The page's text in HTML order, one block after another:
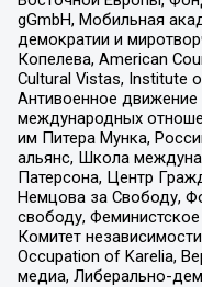
gGmbH, Мобильная
демократии и
Копелева, American
Cultural Vistas, Institute
Антивоенное
международных
им Питера Мунка,
альянс, Школа
Патерсона, Центр
Немцова за Свободу,
свободу,
Комитет
Occupation of Karelia,
медиа, Либерально-